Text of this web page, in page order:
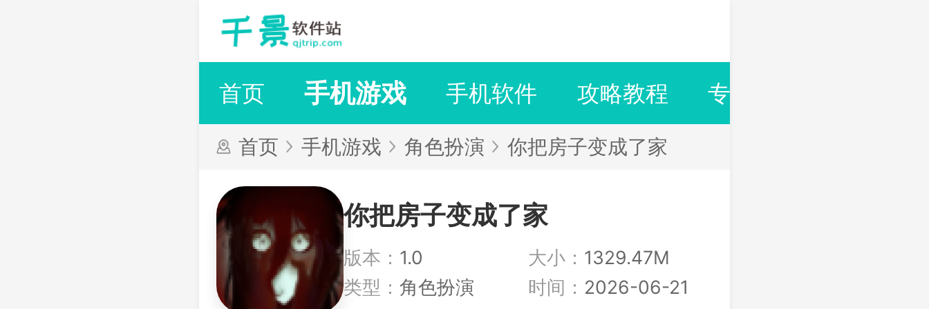
首页 手机游戏 手机软件 攻略教程 专题合集
首页 手机游戏 角色扮演 你把房子变成了家
你把房子变成了家
版本： 1.0 大小： 1329.47M
类型： 角色扮演 时间： 2026-06-21